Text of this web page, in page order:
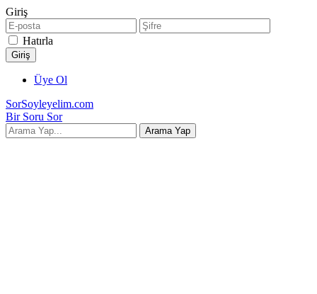
Giriş
Hatırla
Üye Ol
SorSoyleyelim.com
Bir Soru Sor